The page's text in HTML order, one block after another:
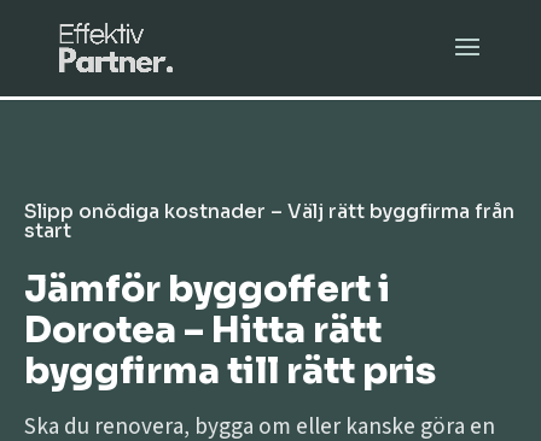
Slipp onödiga kostnader – Välj rätt byggfirma från
start
Jämför byggoffert i
Dorotea – Hitta rätt
byggfirma till rätt pris
Ska du renovera, bygga om eller kanske göra en